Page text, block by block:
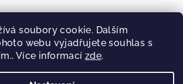
soubory cookie. Dalším
webu vyjadřujete souhlas s
Více informací zde.